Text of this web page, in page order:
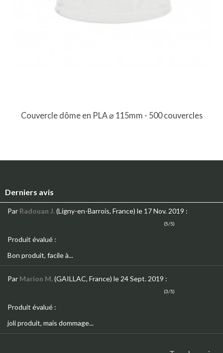
Couvercle dôme en PLA ⌀ 115mm - 500 couvercles
Derniers avis
Par Radouan J.(Ligny-en-Barrois, France) le 17 Nov. 2019 :
(5/5)
Produit évalué :
Bon produit, facile à...
Par Marion M.(GAILLAC, France) le 24 Sept. 2019 :
(3/5)
Produit évalué :
joli produit, mais dommage...